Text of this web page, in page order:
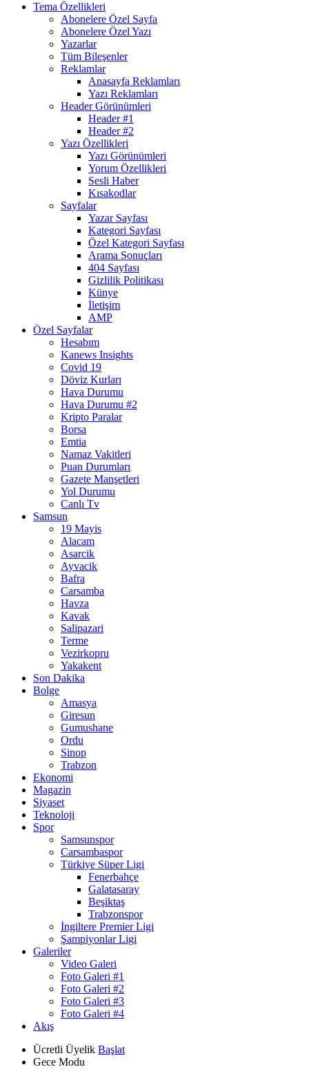
Tema Özellikleri
Abonelere Özel Sayfa
Abonelere Özel Yazı
Yazarlar
Tüm Bileşenler
Reklamlar
Anasayfa Reklamları
Yazı Reklamları
Header Görünümleri
Header #1
Header #2
Yazı Özellikleri
Yazı Görünümleri
Yorum Özellikleri
Sesli Haber
Kısakodlar
Sayfalar
Yazar Sayfası
Kategori Sayfası
Özel Kategori Sayfası
Arama Sonuçları
404 Sayfası
Gizlilik Politikası
Künye
İletişim
AMP
Özel Sayfalar
Hesabım
Kanews Insights
Covid 19
Döviz Kurları
Hava Durumu
Hava Durumu #2
Kripto Paralar
Borsa
Emtia
Namaz Vakitleri
Puan Durumları
Gazete Manşetleri
Yol Durumu
Canlı Tv
Samsun
19 Mayis
Alacam
Asarcik
Ayvacik
Bafra
Carsamba
Havza
Kavak
Salipazari
Terme
Vezirkopru
Yakakent
Son Dakika
Bolge
Amasya
Giresun
Gumushane
Ordu
Sinop
Trabzon
Ekonomi
Magazin
Siyaset
Teknoloji
Spor
Samsunspor
Carsambaspor
Türkiye Süper Ligi
Fenerbahçe
Galatasaray
Beşiktaş
Trabzonspor
İngiltere Premier Ligi
Şampiyonlar Ligi
Galeriler
Video Galeri
Foto Galeri #1
Foto Galeri #2
Foto Galeri #3
Foto Galeri #4
Akış
Ücretli Üyelik Başlat
Gece Modu